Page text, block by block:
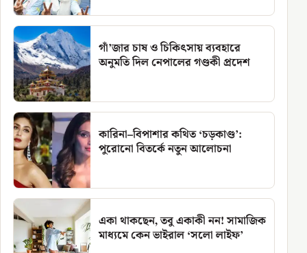
গাঁ’জার চাষ ও চিকিৎসায় ব্যবহারে
অনুমতি দিল নেপালের গণ্ডকী প্রদেশ
কারিনা–বিপাশার কথিত ‘চড়কাণ্ড’:
পুরোনো বিতর্কে নতুন আলোচনা
একা থাকছেন, তবু একাকী নন! সামাজিক
মাধ্যমে কেন ভাইরাল ‘সলো লাইফ’